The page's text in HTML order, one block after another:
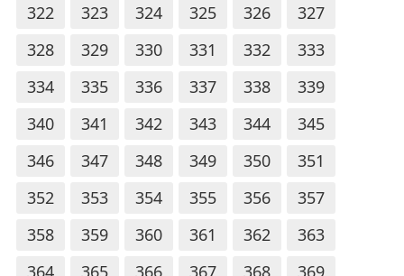
322
323 324 325 326
327
328
329 330 331 332
333
334
335 336 337 338
339
340
341 342 343 344
345
346
347 348 349 350
351
352
353 354 355 356
357
358
359 360 361 362
363
364
365 366 367 368 369